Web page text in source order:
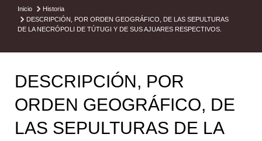
Inicio
Historia
DESCRIPCIÓN, POR ORDEN GEOGRÁFICO, DE LAS SEPULTURAS
DE LA NECRÓPOLI DE TÚTUGI Y DE SUS AJUARES RESPECTIVOS.
DESCRIPCIÓN, POR
ORDEN GEOGRÁFICO, DE
LAS SEPULTURAS DE LA